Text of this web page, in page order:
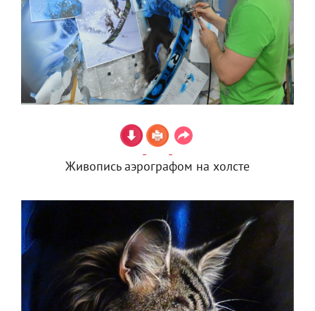
Живопись аэрографом на холсте